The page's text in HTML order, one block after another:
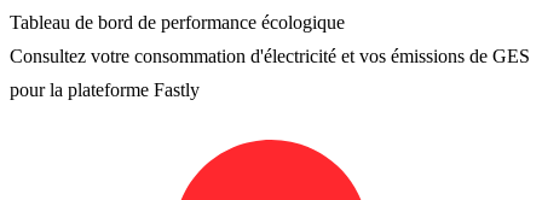
Tableau de bord de performance écologique
Consultez votre consommation d'électricité et vos émissions de GES
pour la plateforme Fastly